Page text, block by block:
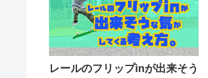
レールのフリップinが出来そう